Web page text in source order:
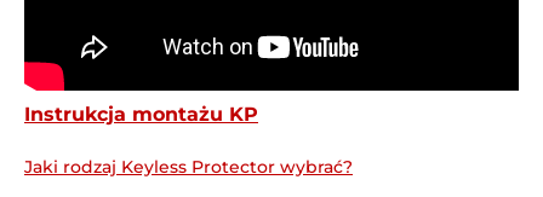
Instrukcja montażu KP
Jaki rodzaj Keyless Protector wybrać?